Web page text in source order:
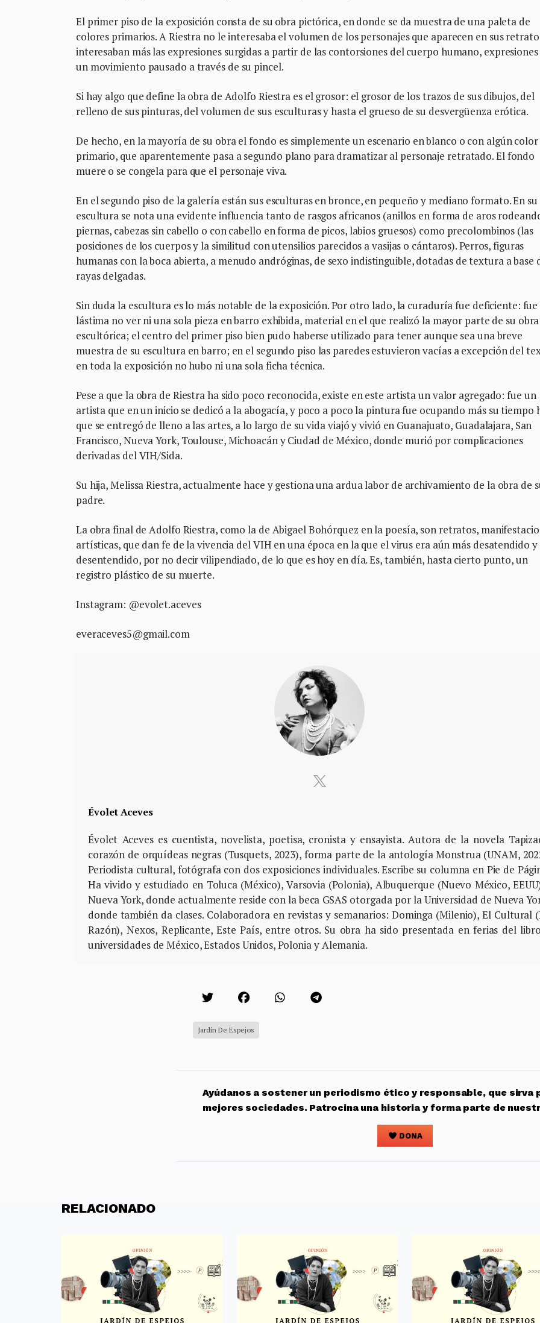
El primer piso de la exposición consta de su obra pictórica, en donde se da muestra de una paleta de
colores primarios. A Riestra no le interesaba el volumen de los personajes que aparecen en sus
interesaban más las expresiones surgidas a partir de las contorsiones del cuerpo humano,
un movimiento pausado a través de su pincel.
Si hay algo que define la obra de Adolfo Riestra es el grosor: el grosor de los trazos de sus dibujos, del
relleno de sus pinturas, del volumen de sus esculturas y hasta el grueso de su desvergüenza erótica.
De hecho, en la mayoría de su obra el fondo es simplemente un escenario en blanco o con algún color
primario, que aparentemente pasa a segundo plano para dramatizar al personaje retratado. El fondo
muere o se congela para que el personaje viva.
En el segundo piso de la galería están sus esculturas en bronce, en pequeño y mediano formato. En su
escultura se nota una evidente influencia tanto de rasgos africanos (anillos en forma de aros
piernas, cabezas sin cabello o con cabello en forma de picos, labios gruesos) como precolombinos (las
posiciones de los cuerpos y la similitud con utensilios parecidos a vasijas o cántaros). Perros, figuras
humanas con la boca abierta, a menudo andróginas, de sexo indistinguible, dotadas de textura a base
rayas delgadas.
Sin duda la escultura es lo más notable de la exposición. Por otro lado, la curaduría fue deficiente:
lástima no ver ni una sola pieza en barro exhibida, material en el que realizó la mayor parte de su obra
escultórica; el centro del primer piso bien pudo haberse utilizado para tener aunque sea una breve
muestra de su escultura en barro; en el segundo piso las paredes estuvieron vacías a excepción del
en toda la exposición no hubo ni una sola ficha técnica.
Pese a que la obra de Riestra ha sido poco reconocida, existe en este artista un valor agregado: fue un
artista que en un inicio se dedicó a la abogacía, y poco a poco la pintura fue ocupando más su tiempo
que se entregó de lleno a las artes, a lo largo de su vida viajó y vivió en Guanajuato, Guadalajara, San
Francisco, Nueva York, Toulouse, Michoacán y Ciudad de México, donde murió por complicaciones
derivadas del VIH/Sida.
Su hija, Melissa Riestra, actualmente hace y gestiona una ardua labor de archivamiento de la obra de
padre.
La obra final de Adolfo Riestra, como la de Abigael Bohórquez en la poesía, son retratos,
artísticas, que dan fe de la vivencia del VIH en una época en la que el virus era aún más desatendido y
desentendido, por no decir vilipendiado, de lo que es hoy en día. Es, también, hasta cierto punto, un
registro plástico de su muerte.
Instagram: @evolet.aceves
everaceves5@gmail.com
Évolet Aceves
Évolet Aceves es cuentista, novelista, poetisa, cronista y ensayista. Autora de la novela
corazón de orquídeas negras (Tusquets, 2023), forma parte de la antología Monstrua (UNAM,
Periodista cultural, fotógrafa con dos exposiciones individuales. Escribe su columna en Pie de
Ha vivido y estudiado en Toluca (México), Varsovia (Polonia), Albuquerque (Nuevo México,
Nueva York, donde actualmente reside con la beca GSAS otorgada por la Universidad de Nueva
donde también da clases. Colaboradora en revistas y semanarios: Dominga (Milenio), El Cultural
Razón), Nexos, Replicante, Este País, entre otros. Su obra ha sido presentada en ferias del
universidades de México, Estados Unidos, Polonia y Alemania.
Jardín De Espejos
Ayúdanos a sostener un periodismo ético y responsable, que sirva
mejores sociedades. Patrocina una historia y forma parte de
DONA
RELACIONADO